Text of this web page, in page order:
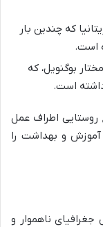
که چندین بار
است.
بوگنویل، که
است.
روستایی اطراف عمل
و بهداشت را
ناهموار و